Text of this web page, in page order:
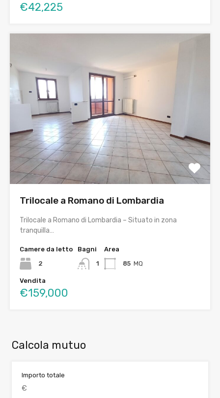
€42,225
Trilocale a Romano di Lombardia
Trilocale a Romano di Lombardia – Situato in zona
tranquilla…
Camere da letto
2
Bagni
1
Area
85 MQ
Vendita
€159,000
Calcola mutuo
Importo totale